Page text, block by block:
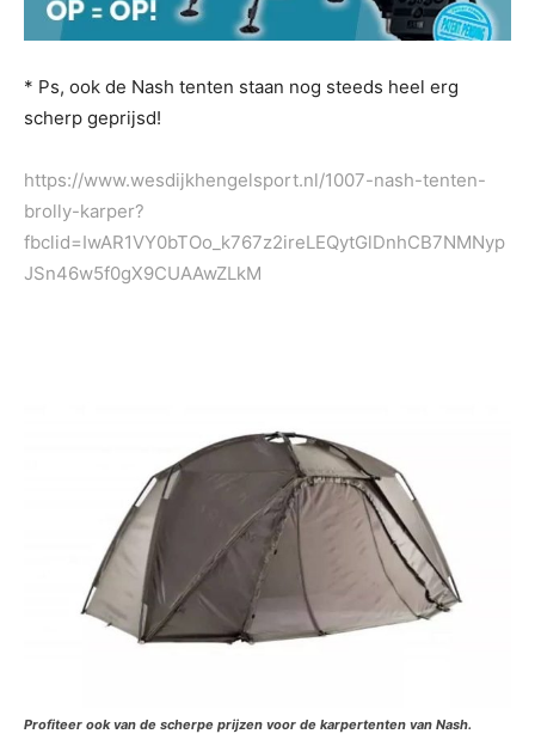
* Ps, ook de Nash tenten staan nog steeds heel erg
scherp geprijsd!
https://www.wesdijkhengelsport.nl/1007-nash-tenten-
brolly-karper?
fbclid=IwAR1VY0bTOo_k767z2ireLEQytGlDnhCB7NMNyp
JSn46w5f0gX9CUAAwZLkM
Profiteer ook van de scherpe prijzen voor de karpertenten van Nash.